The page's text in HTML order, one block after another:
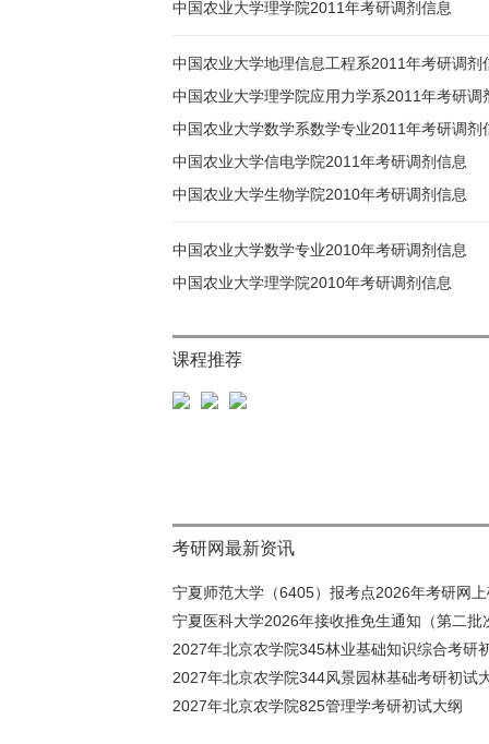
中国农业大学理学院2011年考研调剂信息
中国农业大学地理信息工程系2011年考研调剂
中国农业大学理学院应用力学系2011年考研调
中国农业大学数学系数学专业2011年考研调剂
中国农业大学信电学院2011年考研调剂信息
中国农业大学生物学院2010年考研调剂信息
中国农业大学数学专业2010年考研调剂信息
中国农业大学理学院2010年考研调剂信息
课程推荐
考研网最新资讯
宁夏师范大学（6405）报考点2026年考研网
宁夏医科大学2026年接收推免生通知（第二批
2027年北京农学院345林业基础知识综合考研
2027年北京农学院344风景园林基础考研初试
2027年北京农学院825管理学考研初试大纲